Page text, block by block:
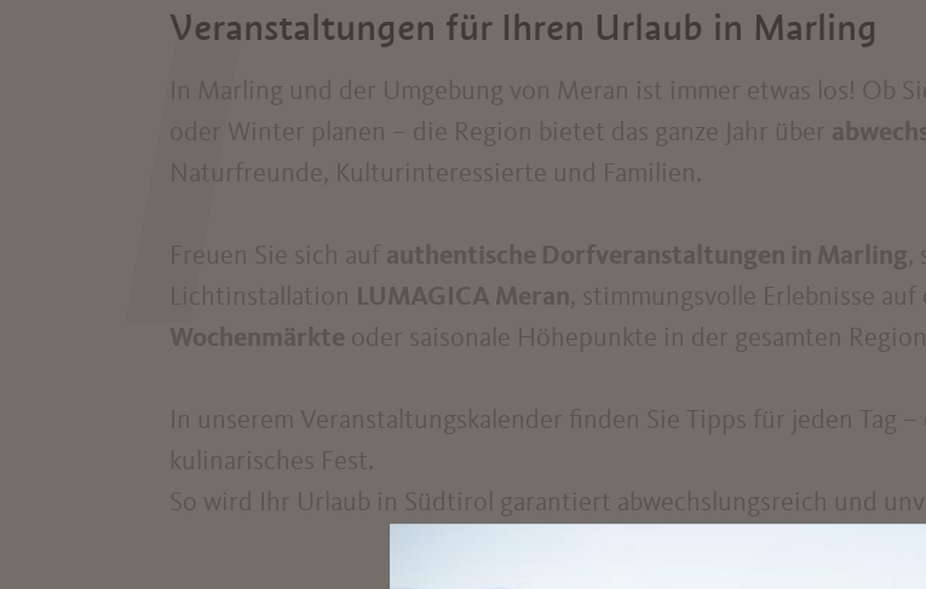
Veranstaltungen für Ihren Urlaub in Marling
I
In Marling und der Umgebung von Meran ist immer etwas los! Ob
oder Winter planen – die Region bietet das ganze Jahr über
Naturfreunde, Kulturinteressierte und Familien.
Freuen Sie sich auf authentische Dorfveranstaltungen in Marling,
Lichtinstallation LUMAGICA Meran, stimmungsvolle Erlebnisse auf
Wochenmärkte oder saisonale Höhepunkte in der gesamten
In unserem Veranstaltungskalender finden Sie Tipps für jeden Tag
kulinarisches Fest.
So wird Ihr Urlaub in Südtirol garantiert abwechslungsreich und